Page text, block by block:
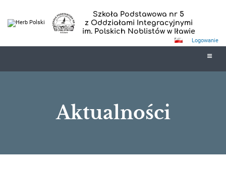
Szkoła Podstawowa nr 5
z Oddziałami Integracyjnymi
im. Polskich Noblistów w Iławie
Logowanie
Aktualności